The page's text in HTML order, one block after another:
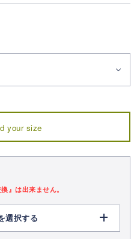
your size
』は出来ません。
選択する